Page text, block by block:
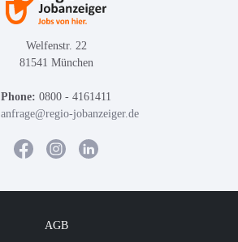
Welfenstr. 22
81541 München
Phone: 0800 - 4161411
anfrage@regio-jobanzeiger.de
AGB